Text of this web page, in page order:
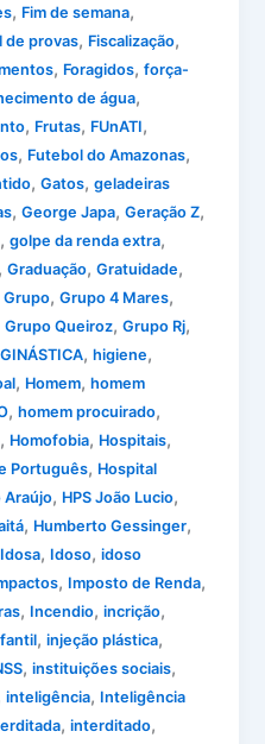
, Fim de semana,
de provas, Fiscalização,
, Foragidos,força-
de água,
, Frutas, FUnATI,
, Futebol do Amazonas,
,Gatos,geladeiras
,George Japa,Geração Z,
,golpe da renda extra,
,Graduação,Gratuidade,
Grupo,Grupo 4 Mares,
Grupo Queiroz,Grupo Rj,
,higiene,
, Homem,homem
,homem procuirado,
, Homofobia, Hospitais,
Português, Hospital
Araújo, HPS João Lucio,
, Humberto Gessinger,
Idosa, Idoso,idoso
, Imposto de Renda,
, Incendio,incrição,
,injeção plástica,
,instituições sociais,
inteligência, Inteligência
,interditado,